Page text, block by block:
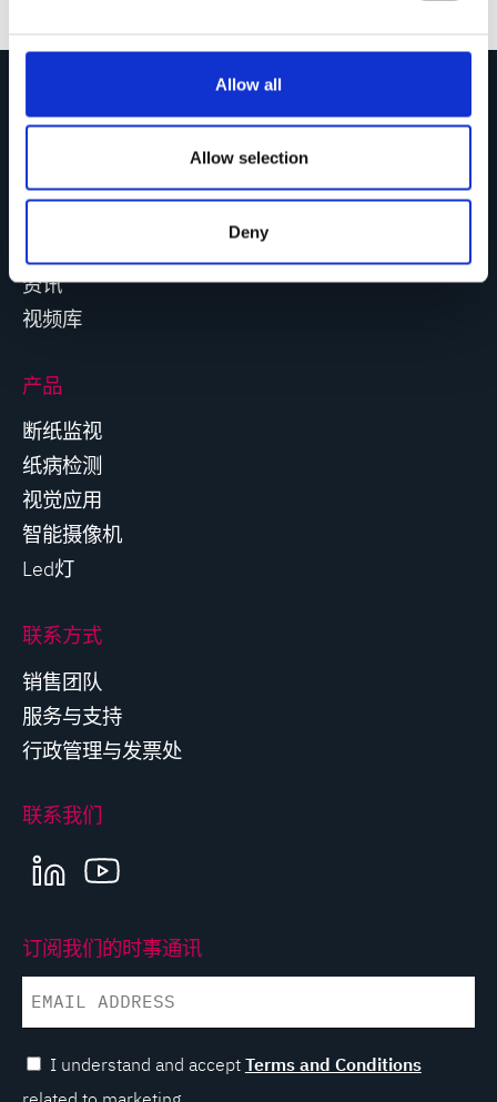
c
Allow all
Allow selection
Deny
PROCEMEX
关于我们
资讯
视频库
产品
断纸监视
纸病检测
视觉应用
智能摄像机
Led灯
联系方式
销售团队
服务与支持
行政管理与发票处
联系我们
LINKEDINYOUTUBE
订阅我们的时事通讯
I understand and acceptTerms and Conditions